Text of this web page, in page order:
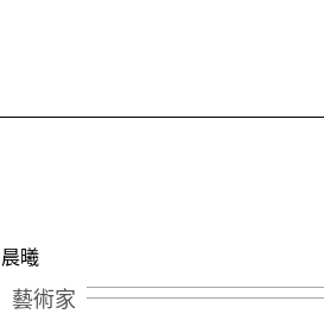
晨曦
藝術家